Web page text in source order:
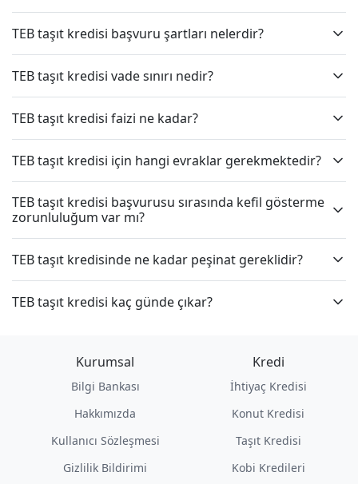
TEB taşıt kredisi başvuru şartları nelerdir?
TEB taşıt kredisi vade sınırı nedir?
TEB taşıt kredisi faizi ne kadar?
TEB taşıt kredisi için hangi evraklar gerekmektedir?
TEB taşıt kredisi başvurusu sırasında kefil gösterme
zorunluluğum var mı?
TEB taşıt kredisinde ne kadar peşinat gereklidir?
TEB taşıt kredisi kaç günde çıkar?
Kurumsal
Bilgi Bankası
Hakkımızda
Kullanıcı Sözleşmesi
Gizlilik Bildirimi
Kredi
İhtiyaç Kredisi
Konut Kredisi
Taşıt Kredisi
Kobi Kredileri